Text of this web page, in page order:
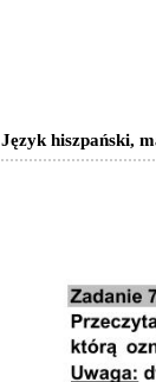
Język hiszpański,